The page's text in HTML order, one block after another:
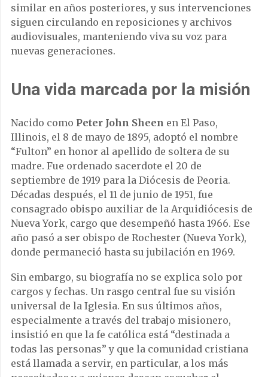
similar en años posteriores, y sus intervenciones
siguen circulando en reposiciones y archivos
audiovisuales, manteniendo viva su voz para
nuevas generaciones.
Una vida marcada por la misión
Nacido como Peter John Sheen en El Paso,
Illinois, el 8 de mayo de 1895, adoptó el nombre
“Fulton” en honor al apellido de soltera de su
madre. Fue ordenado sacerdote el 20 de
septiembre de 1919 para la Diócesis de Peoria.
Décadas después, el 11 de junio de 1951, fue
consagrado obispo auxiliar de la Arquidiócesis de
Nueva York, cargo que desempeñó hasta 1966. Ese
año pasó a ser obispo de Rochester (Nueva York),
donde permaneció hasta su jubilación en 1969.
Sin embargo, su biografía no se explica solo por
cargos y fechas. Un rasgo central fue su visión
universal de la Iglesia. En sus últimos años,
especialmente a través del trabajo misionero,
insistió en que la fe católica está “destinada a
todas las personas” y que la comunidad cristiana
está llamada a servir, en particular, a los más